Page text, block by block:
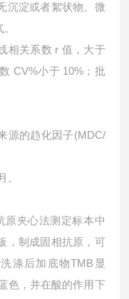
沉淀或者絮状物。微
相关系数 r 值，大于
CV%小于 10%；批
源的趋化因子(MDC/
。
原夹心法测定标本中
，制成固相抗原，可
涤后加底物TMB显
色，并在酸的作用下